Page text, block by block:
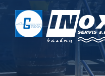
DOMŮ
O NÁS
PROJEKTY